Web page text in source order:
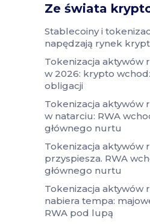
Ze świata
Stablecoiny i
napędzają rynek
Tokenizacja aktywów
w 2026: krypto
obligacji
Tokenizacja aktywów
w natarciu: RWA
głównego nurtu
Tokenizacja aktywów
przyspiesza. RWA
głównego nurtu
Tokenizacja aktywów
nabiera tempa:
RWA pod lupą